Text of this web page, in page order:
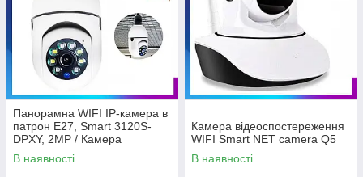
Панорамна WIFI IP-камера в
патрон Е27, Smart 3120S-
DPXY, 2MP / Камера
відеоспостереження з
датчиком руху
В наявності
Камера відеоспостереження
WIFI Smart NET camera Q5
В наявності